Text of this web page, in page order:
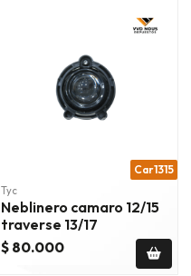
Car1315
Tyc
Neblinero camaro 12/15
traverse 13/17
$ 80.000